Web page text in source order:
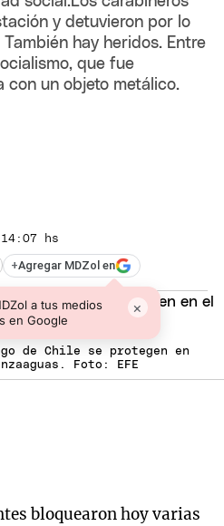
y detuvieron por lo
hay heridos. Entre
que fue
con un objeto metálico.
hs
+Agregar MDZol en
a tus medios
en Google
×
de Chile se protegen en
Foto: EFE
bloquearon hoy varias